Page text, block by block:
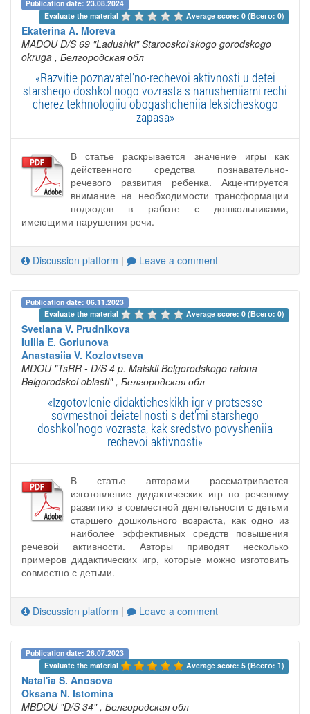
Publication date: 23.08.2024
Evaluate the material
Average score: 0 (Всего: 0)
Ekaterina A. Moreva
MADOU D/S 69 "Ladushki" Starooskol'skogo gorodskogo
okruga , Белгородская обл
«Razvitie poznavatel'no-rechevoi aktivnosti u detei
starshego doshkol'nogo vozrasta s narusheniiami rechi
cherez tekhnologiiu obogashcheniia leksicheskogo
zapasa»
В статье раскрывается значение игры как
действенного средства познавательно-
речевого развития ребенка. Акцентируется
внимание на необходимости трансформации
подходов в работе с дошкольниками,
имеющими нарушения речи.
Discussion platform | Leave a comment
Publication date: 06.11.2023
Evaluate the material
Average score: 0 (Всего: 0)
Svetlana V. Prudnikova
Iuliia E. Goriunova
Anastasiia V. Kozlovtseva
MDOU "TsRR - D/S 4 p. Maiskii Belgorodskogo raiona
Belgorodskoi oblasti" , Белгородская обл
«Izgotovlenie didakticheskikh igr v protsesse
sovmestnoi deiatel'nosti s det'mi starshego
doshkol'nogo vozrasta, kak sredstvo povysheniia
rechevoi aktivnosti»
В статье авторами рассматривается
изготовление дидактических игр по речевому
развитию в совместной деятельности с детьми
старшего дошкольного возраста, как одно из
наиболее эффективных средств повышения
речевой активности. Авторы приводят несколько
примеров дидактических игр, которые можно изготовить
совместно с детьми.
Discussion platform | Leave a comment
Publication date: 26.07.2023
Evaluate the material
Average score: 5 (Всего: 1)
Natal'ia S. Anosova
Oksana N. Istomina
MBDOU "D/S 34" , Белгородская обл